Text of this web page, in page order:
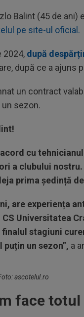
Balint (45 de ani)
pe site-ul oficial.
2024, după
după ce a ajuns
un contract
sezon.
cu
a clubului
prima ședință
are experiența
Universitatea
finalul stagiuni
un sezon”, a
ascotelul.ro
face